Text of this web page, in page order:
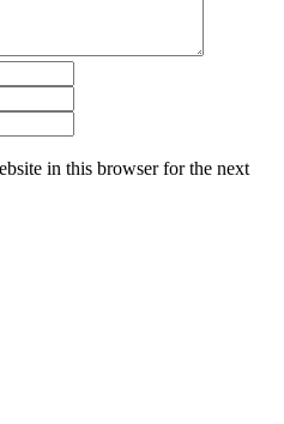
in this browser for the next